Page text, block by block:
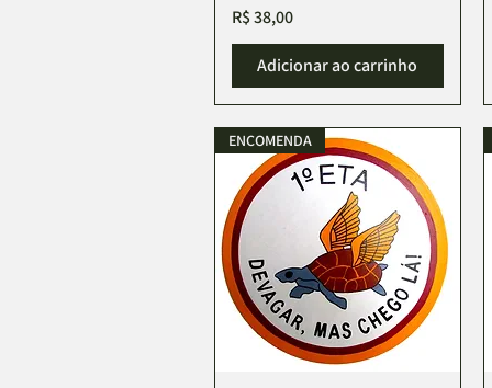
Preço
R$ 38,00
Adicionar ao carrinho
ENCOMENDA